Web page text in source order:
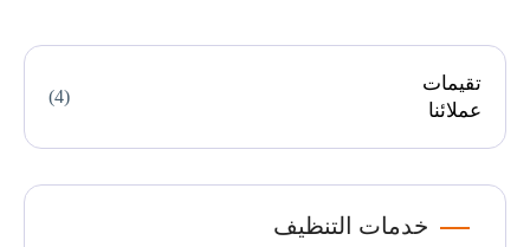
تقيمات
عملائنا
(4)
خدمات التنظيف